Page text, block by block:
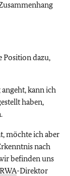
Position dazu,
angeht, kann ich
haben,
möchte ich aber
nach
befinden uns
-Direktor